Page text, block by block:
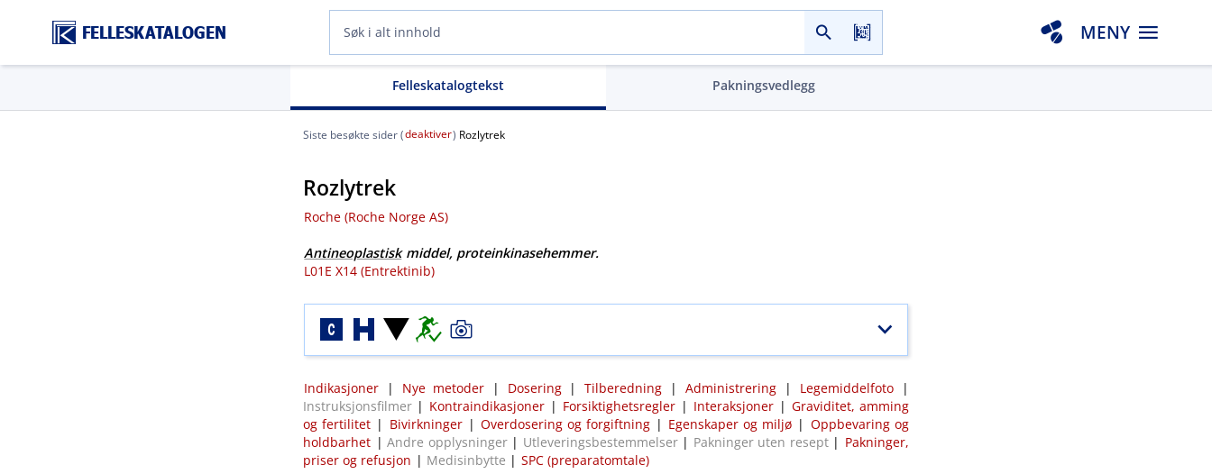
FELLESKATALOGEN MENY
Felleskatalogtekst Pakningsvedlegg
Siste besøkte sider (deaktiver) Rozlytrek
Rozlytrek
Roche (Roche Norge AS)
Antineoplastiskmiddel, proteinkinasehemmer.
L01E X14 (Entrektinib)
Indikasjoner | Nye metoder | Dosering | Tilberedning | Administrering | Legemiddelfoto |
Instruksjonsfilmer | Kontraindikasjoner | Forsiktighetsregler | Interaksjoner | Graviditet, amming
og fertilitet | Bivirkninger | Overdosering og forgiftning | Egenskaper og miljø | Oppbevaring og
holdbarhet |Andre opplysninger| Utleveringsbestemmelser| Pakninger uten resept| Pakninger,
priser og refusjon | Medisinbytte | SPC (preparatomtale)